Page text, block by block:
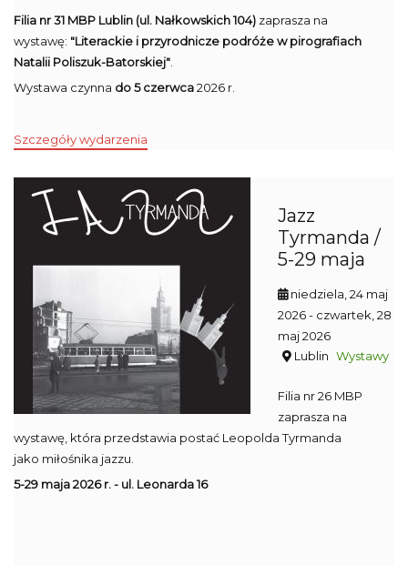
Filia nr 31 MBP Lublin (ul. Nałkowskich 104) zaprasza na
wystawę: "Literackie i przyrodnicze podróże w pirografiach
Natalii Poliszuk-Batorskiej"
Wystawa czynna do 5 czerwca2026 r.
Szczegóły wydarzenia
Jazz
Tyrmanda /
5-29 maja
niedziela, 24 maj
2026- czwartek, 28
maj 2026
Lublin Wystawy
Filia nr 26 MBP
zaprasza na
wystawę, która przedstawia postać Leopolda Tyrmanda
jako miłośnika jazzu.
5-29 maja 2026 r. - ul. Leonarda 16